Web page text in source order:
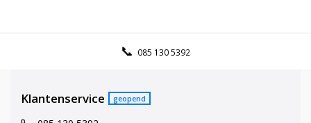
085 130 5392
Klantenservice geopend